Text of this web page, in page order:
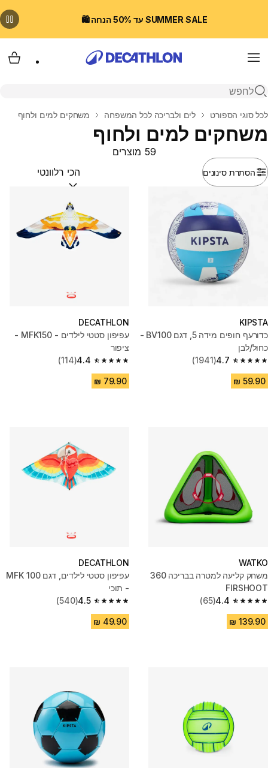
SUMMER SALE עד 50% הנחה 🛍️
Menu
פתיחת חיפוש
בית
לכל סוגי הספורט לים ולבריכה לכל המשפחה משחקים למים ולחוף
משחקים למים ולחוף
הסתרת סינונים
59 מוצרים
מיין לפי:(optional)
KIPSTA
כדורעף חופים מידה 5, דגם BV100 -
כחול/לבן
4.7
4.7 out of 5 stars from 1941 reviews
(1941)
DECATHLON
עפיפון סטטי לילדים - MFK150 -
ציפור
4.4
4.4 out of 5 stars from 114 reviews
(114)
WATKO
משחק קליעה למטרה בבריכה 360
FIRSHOOT
4.4
4.4 out of 5 stars from 65 reviews
(65)
DECATHLON
עפיפון סטטי לילדים, דגם MFK 100
- תוכי
4.5
4.5 out of 5 stars from 540 reviews
(540)